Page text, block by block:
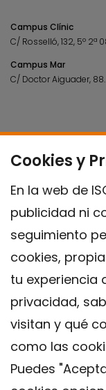
Cookies y
En la web de
publicidad ni
seguimiento
cookies,
tu experiencia
privacidad,
visitan y qué
como las
Puedes
Campus Clínic
C/ Rosselló, 132, 5º 2ª
Campus Mar
C/ Doctor Aiguader,